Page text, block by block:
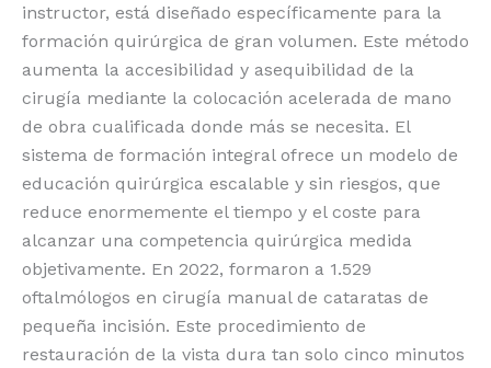
instructor, está diseñado específicamente para la
formación quirúrgica de gran volumen. Este método
aumenta la accesibilidad y asequibilidad de la
cirugía mediante la colocación acelerada de mano
de obra cualificada donde más se necesita. El
sistema de formación integral ofrece un modelo de
educación quirúrgica escalable y sin riesgos, que
reduce enormemente el tiempo y el coste para
alcanzar una competencia quirúrgica medida
objetivamente. En 2022, formaron a 1.529
oftalmólogos en cirugía manual de cataratas de
pequeña incisión. Este procedimiento de
restauración de la vista dura tan solo cinco minutos